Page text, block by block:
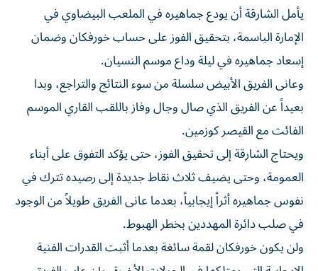
يأمل الشارقة أن يودع جماهيره في الملعب البيضاوي في
الإمارة الباسمة، بتحقيق الفوز على حساب خورفكان وضمان
إسعاد جماهيره في ليلة وداع موسم النسيان.
وعانى الفريق الأبيض سلسلة من سوء النتائج والتراجع، وبدا
بعيداً عن الفريق الذي صال وجال وفاز باللقب القاري الموسم
الفائت مع القيصر كوزمين.
ويحتاج الشارقة إلى تحقيق الفوز، حتى يؤكد التفوق على أبناء
العمومة، وحتى يضيف ثلاث نقاط جديدة إلى رصيده تترك في
نفوس جماهيره أثراً إيجابياً، بعدما عانى الفريق طويلاً من الوجود
في صلب دائرة المهددين بخطر الهبوط.
ولن يكون خورفكان لقمة سائغة بعدما أثبت القدرات الفنية